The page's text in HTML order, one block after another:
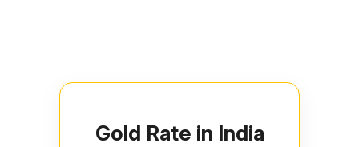
Gold Rate in India